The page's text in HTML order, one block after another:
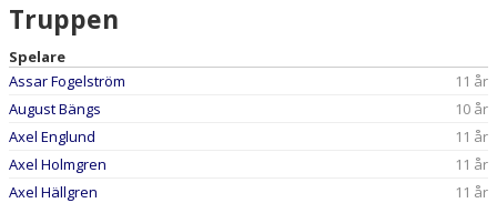
TRUPPEN
BILDGALLERI
DOKUMENT
KOM OCH HEJA PÅ ERA LAGKOMPISAR - AROSCUPEN
Truppen
Spelare
Assar Fogelström
11 år
August Bängs
10 år
Axel Englund
11 år
Axel Holmgren
11 år
Axel Hällgren
11 år